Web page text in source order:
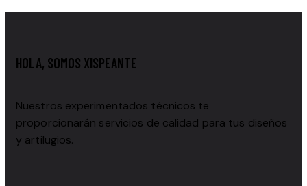
HOLA, SOMOS XISPEANTE
Nuestros experimentados técnicos te
proporcionarán servicios de calidad para tus diseños
y artilugios.